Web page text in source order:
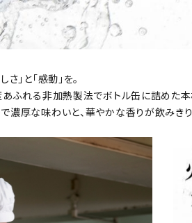
」と「感動」を。
あふれる非加熱製法でボトル缶に詰めた本
濃厚な味わいと、華やかな香りが飲みきり